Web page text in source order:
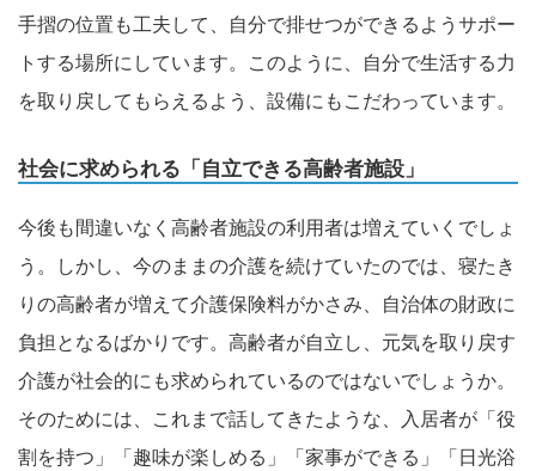
手摺の位置も工夫して、自分で排せつができるようサポー
トする場所にしています。このように、自分で生活する力
を取り戻してもらえるよう、設備にもこだわっています。
社会に求められる「自立できる高齢者施設」
今後も間違いなく高齢者施設の利用者は増えていくでしょ
う。しかし、今のままの介護を続けていたのでは、寝たき
りの高齢者が増えて介護保険料がかさみ、自治体の財政に
負担となるばかりです。高齢者が自立し、元気を取り戻す
介護が社会的にも求められているのではないでしょうか。
そのためには、これまで話してきたような、入居者が「役
割を持つ」「趣味が楽しめる」「家事ができる」「日光浴